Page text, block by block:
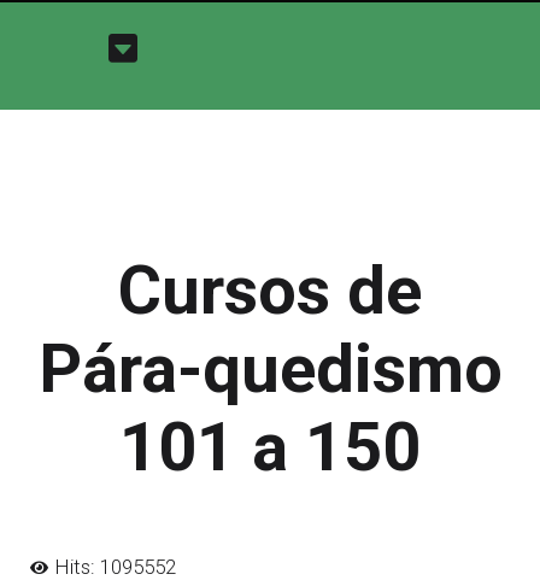
Cursos de
Pára-quedismo
101 a 150
Hits: 1095552